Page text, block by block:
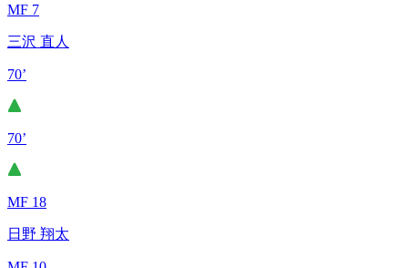
MF 7
三沢 直人
70’
70’
MF 18
日野 翔太